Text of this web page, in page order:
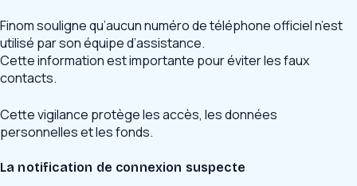
Finom souligne qu’aucun numéro de téléphone officiel n’est
utilisé par son équipe d’assistance.
Cette information est importante pour éviter les faux
contacts.
Cette vigilance protège les accès, les données
personnelles et les fonds.
La notification de connexion suspecte